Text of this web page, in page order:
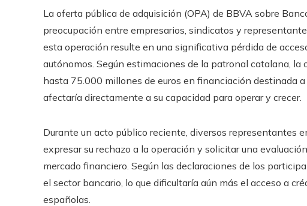
La oferta pública de adquisición (OPA) de BBVA sobre
preocupación entre empresarios, sindicatos y
esta operación resulte en una significativa pérdida de
autónomos. Según estimaciones de la patronal catalana, la
hasta 75.000 millones de euros en financiación destinada
afectaría directamente a su capacidad para operar y crecer.
Durante un acto público reciente, diversos representantes
expresar su rechazo a la operación y solicitar una
mercado financiero. Según las declaraciones de los
el sector bancario, lo que dificultaría aún más el acceso a
españolas.